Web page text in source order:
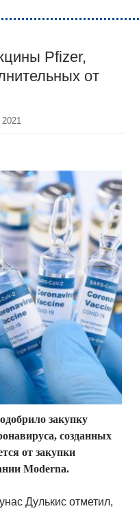
Pfizer,
от
закупку
созданных
от закупки
Moderna.
Дулькис отметил,